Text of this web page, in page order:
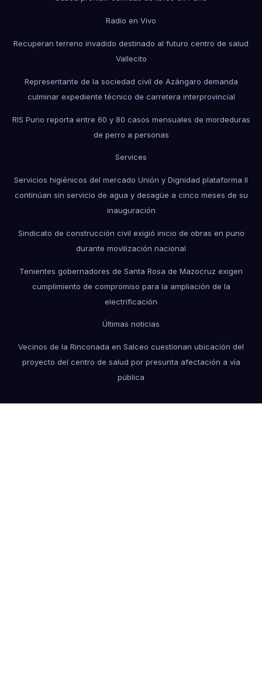
Radio en Vivo
Recuperan terreno invadido destinado al futuro centro de salud
Vallecito
Representante de la sociedad civil de Azángaro demanda
culminar expediente técnico de carretera interprovincial
RIS Puno reporta entre 60 y 80 casos mensuales de mordeduras
de perro a personas
Services
Servicios higiénicos del mercado Unión y Dignidad plataforma II
continúan sin servicio de agua y desagüe a cinco meses de su
inauguración
Sindicato de construcción civil exigió inicio de obras en puno
durante movilización nacional
Tenientes gobernadores de Santa Rosa de Mazocruz exigen
cumplimiento de compromiso para la ampliación de la
electrificación
Últimas noticias
Vecinos de la Rinconada en Salceo cuestionan ubicación del
proyecto del centro de salud por presunta afectación a vía
pública